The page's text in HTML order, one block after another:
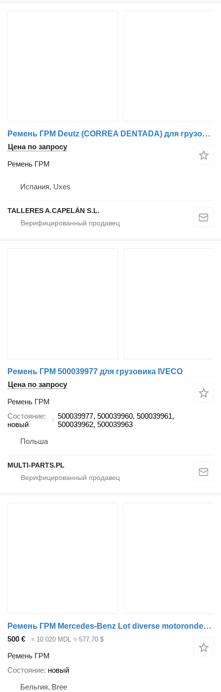
Ремень ГРМ Deutz (CORREA DENTADA) для грузовика
Цена по запросу
Ремень ГРМ
Испания, Uxes
TALLERES A.CAPELÁN S.L.
Ремень ГРМ 500039977 для грузовика IVECO
Цена по запросу
Ремень ГРМ
Состояние
новый
500039977, 500039960, 500039961,
500039962, 500039963
Польша
MULTI-PARTS.PL
Ремень ГРМ Mercedes-Benz Lot diverse motoronderdelen mercedes для грузовика
500 € ≈ 10 020 MDL ≈ 577,70 $
Ремень ГРМ
Состояние новый
Бельгия, Bree